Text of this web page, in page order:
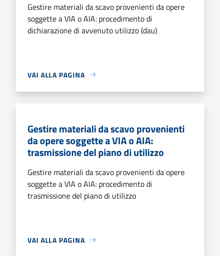
Gestire materiali da scavo provenienti da opere
soggette a VIA o AIA: procedimento di
dichiarazione di avvenuto utilizzo (dau)
VAI ALLA PAGINA
Gestire materiali da scavo provenienti
da opere soggette a VIA o AIA:
trasmissione del piano di utilizzo
Gestire materiali da scavo provenienti da opere
soggette a VIA o AIA: procedimento di
trasmissione del piano di utilizzo
VAI ALLA PAGINA